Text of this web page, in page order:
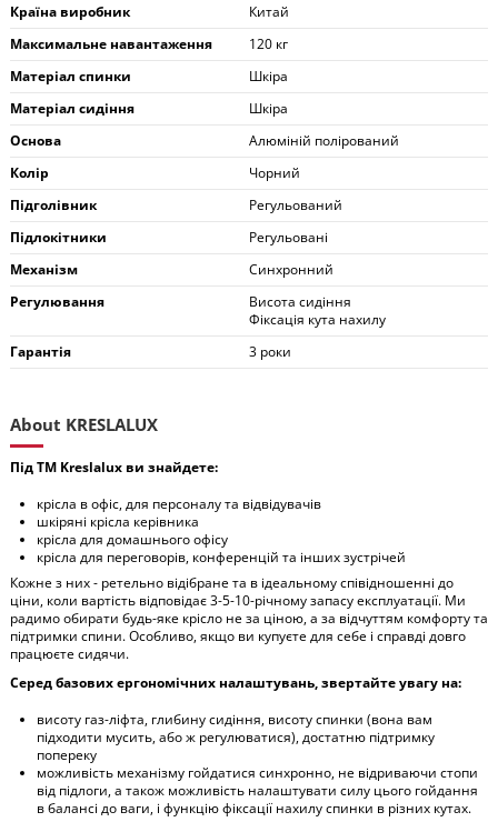
Країна виробник
Китай
Максимальне навантаження
120 кг
Матеріал спинки
Шкіра
Матеріал сидіння
Шкіра
Основа
Алюміній полірований
Колір
Чорний
Підголівник
Регульований
Підлокітники
Регульовані
Механізм
Синхронний
Регулювання
Висота сидіння
Фіксація кута нахилу
Гарантія
3 роки
About KRESLALUX
Під ТМ Kreslalux ви знайдете:
крісла в офіс, для персоналу та відвідувачів
шкіряні крісла керівника
крісла для домашнього офісу
крісла для переговорів, конференцій та інших зустрічей
Кожне з них - ретельно відібране та в ідеальному співідношенні до
ціни, коли вартість відповідає 3-5-10-річному запасу експлуатації. Ми
радимо обирати будь-яке крісло не за ціною, а за відчуттям комфорту та
підтримки спини. Особливо, якщо ви купуєте для себе і справді довго
працюєте сидячи.
Серед базових ергономічних налаштувань, звертайте увагу на:
висоту газ-ліфта, глибину сидіння, висоту спинки (вона вам
підходити мусить, або ж регулюватися), достатню підтримку
попереку
можливість механізму гойдатися синхронно, не відриваючи стопи
від підлоги, а також можливість налаштувати силу цього гойдання
в балансі до ваги, і функцію фіксації нахилу спинки в різних кутах.